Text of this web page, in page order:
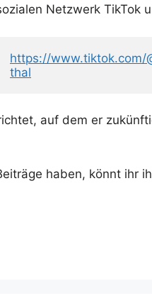
Netzwerk TikTok
https://www.tiktok.com/
thal
auf dem er
haben, könnt ihr